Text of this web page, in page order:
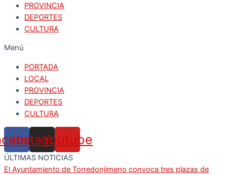
PROVINCIA
DEPORTES
CULTURA
Menú
PORTADA
LOCAL
PROVINCIA
DEPORTES
CULTURA
Instagram
Youtube
ÚLTIMAS NOTICIAS
El Ayuntamiento de Torredonjimeno convoca tres plazas de